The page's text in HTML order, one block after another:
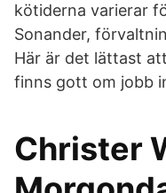
kötiderna varierar
Sonander,
Här är det lättast
finns gott om jobb
Christer